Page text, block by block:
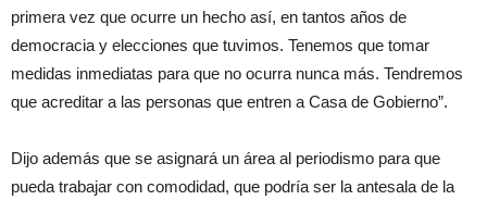
primera vez que ocurre un hecho así, en tantos años de
democracia y elecciones que tuvimos. Tenemos que tomar
medidas inmediatas para que no ocurra nunca más. Tendremos
que acreditar a las personas que entren a Casa de Gobierno”.
Dijo además que se asignará un área al periodismo para que
pueda trabajar con comodidad, que podría ser la antesala de la